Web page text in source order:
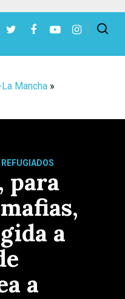
Mancha »
para
a
a